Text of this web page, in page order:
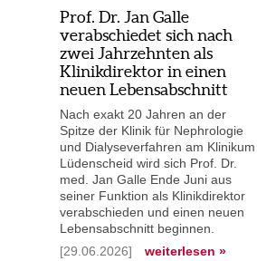
Prof. Dr. Jan Galle
verabschiedet sich nach
zwei Jahrzehnten als
Klinikdirektor in einen
neuen Lebensabschnitt
Nach exakt 20 Jahren an der
Spitze der Klinik für Nephrologie
und Dialyseverfahren am Klinikum
Lüdenscheid wird sich Prof. Dr.
med. Jan Galle Ende Juni aus
seiner Funktion als Klinikdirektor
verabschieden und einen neuen
Lebensabschnitt beginnen.
[29.06.2026]
weiterlesen »